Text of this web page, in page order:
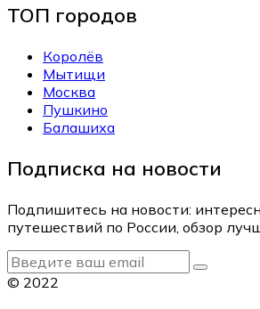
ТОП городов
Королёв
Мытищи
Москва
Пушкино
Балашиха
Подписка на новости
Подпишитесь на новости:
путешествий по России, обзор
© 2022